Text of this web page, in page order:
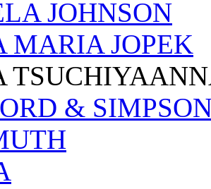
JOHNSON
MARIA JOPEK
&